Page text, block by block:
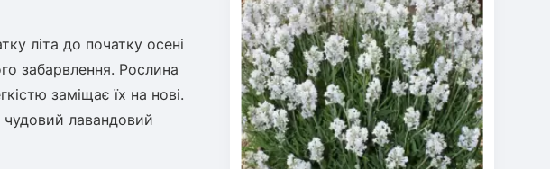
літа до початку осені
забарвлення. Рослина
заміщає їх на нові.
лавандовий